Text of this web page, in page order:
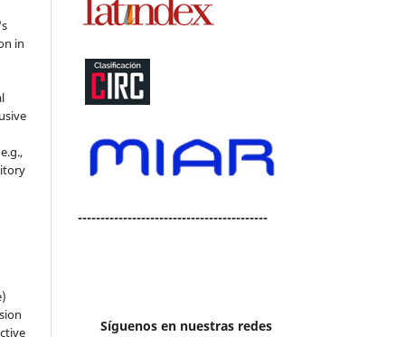
in
------------------------------------------
Síguenos en nuestras redes